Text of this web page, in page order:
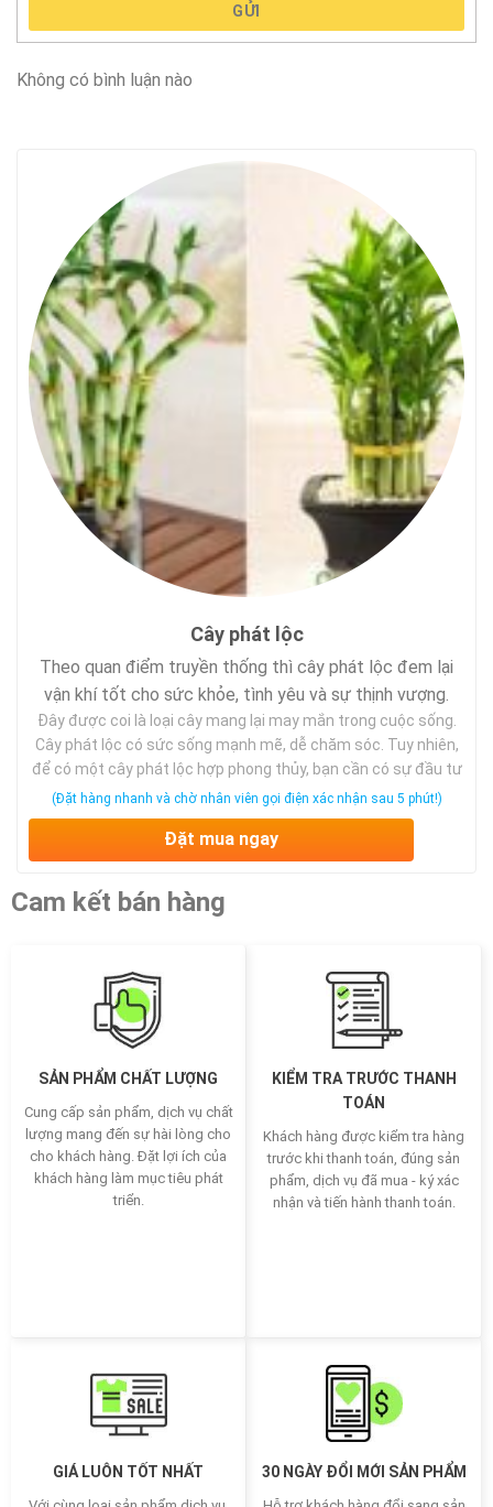
GỬI
Không có bình luận nào
Cây phát lộc
Theo quan điểm truyền thống thì cây phát lộc đem lại
vận khí tốt cho sức khỏe, tình yêu và sự thịnh vượng.
Đây được coi là loại cây mang lại may mắn trong cuộc sống.
Cây phát lộc có sức sống mạnh mẽ, dễ chăm sóc. Tuy nhiên,
để có một cây phát lộc hợp phong thủy, bạn cần có sự đầu tư
công sức, giúp nó phát triển tốt và có được hình dáng như ý
muốn.
(Đặt hàng nhanh và chờ nhân viên gọi điện xác nhận sau 5 phút!)
Đặt mua ngay
Cam kết bán hàng
SẢN PHẨM CHẤT LƯỢNG
Cung cấp sản phẩm, dịch vụ chất
lượng mang đến sự hài lòng cho
cho khách hàng. Đặt lợi ích của
khách hàng làm mục tiêu phát
triển.
KIỂM TRA TRƯỚC THANH
TOÁN
Khách hàng được kiểm tra hàng
trước khi thanh toán, đúng sản
phẩm, dịch vụ đã mua - ký xác
nhận và tiến hành thanh toán.
GIÁ LUÔN TỐT NHẤT 30 NGÀY ĐỔI MỚI SẢN PHẨM